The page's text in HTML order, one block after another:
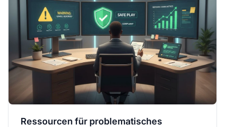
Ressourcen für problematisches